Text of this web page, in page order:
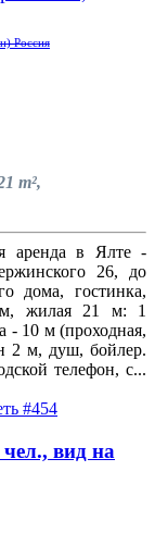
Россия
m²,
аренда в Ялте -
26, до
дома, гостинка,
м, жилая 21 м: 1
- 10 м (проходная,
2 м, душ, бойлер.
телефон, с...
#454
вид на